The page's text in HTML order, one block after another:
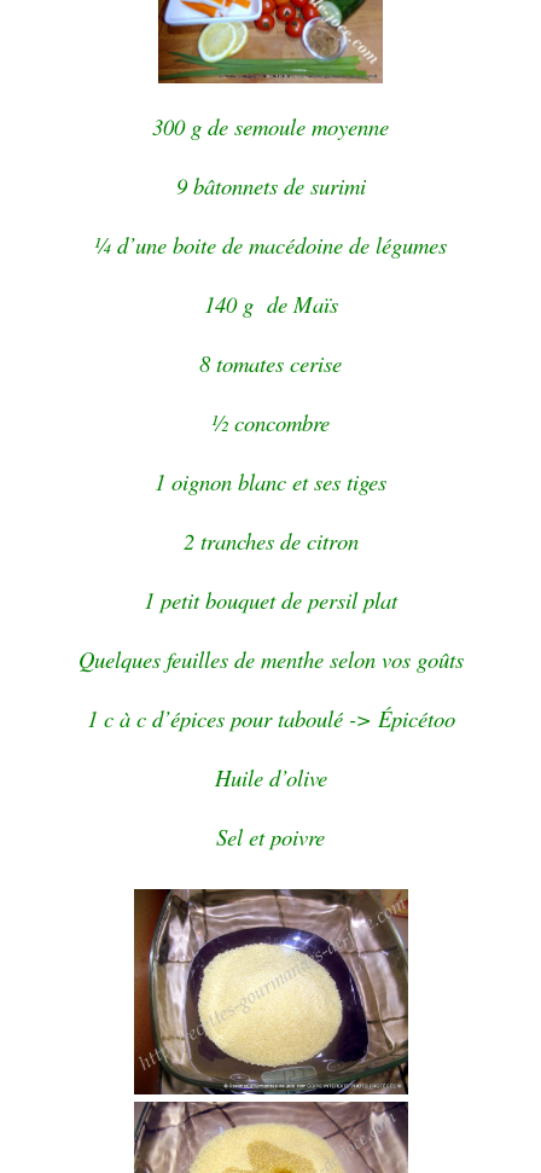
300 g de semoule moyenne
9 bâtonnets de surimi
¼ d’une boite de macédoine de légumes
140 g de Maïs
8 tomates cerise
½ concombre
1 oignon blanc et ses tiges
2 tranches de citron
1 petit bouquet de persil plat
Quelques feuilles de menthe selon vos goûts
1 c à c d’épices pour taboulé -> Épicétoo
Huile d’olive
Sel et poivre